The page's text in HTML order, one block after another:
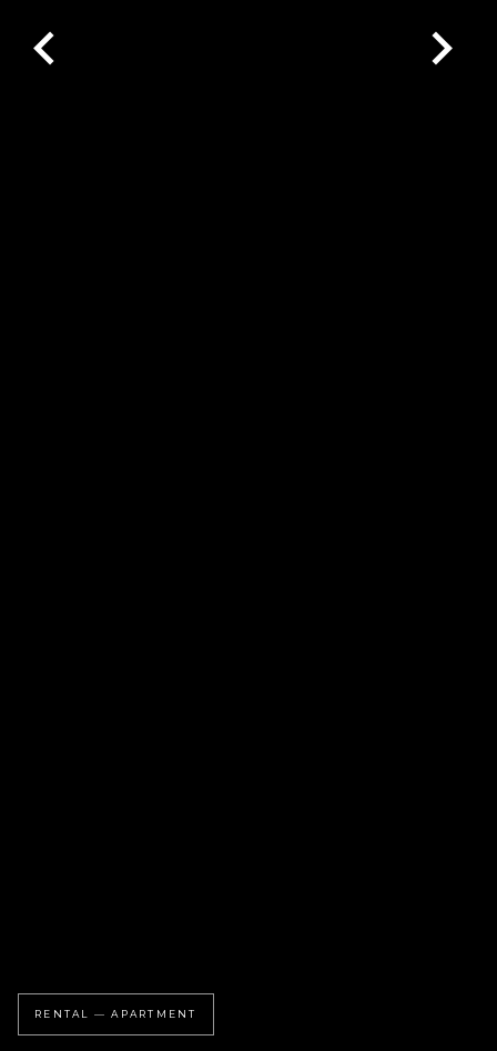
RENTAL — APARTMENT